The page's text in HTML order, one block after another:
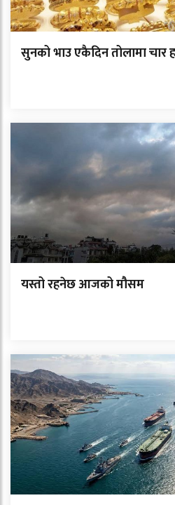
सुनको भाउ एकैदिन तोलामा
यस्तो रहनेछ आजको मौसम